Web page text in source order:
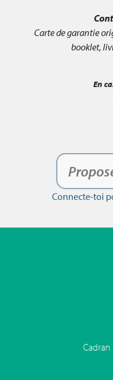
Carte de garantie
booklet,
En
Connecte-toi